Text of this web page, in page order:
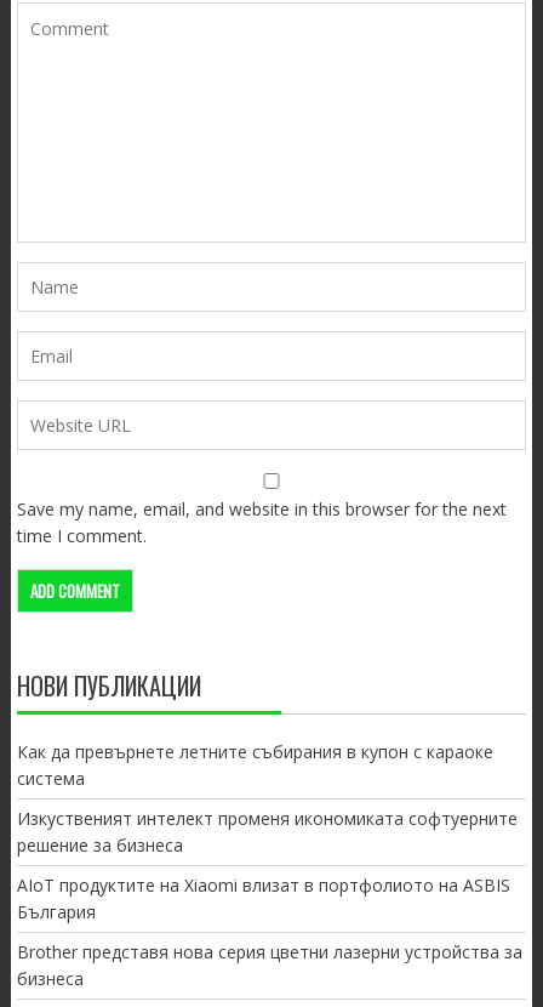
Save my name, email, and website in this browser for the next
time I comment.
НОВИ ПУБЛИКАЦИИ
Как да превърнете летните събирания в купон с караоке
система
Изкуственият интелект променя икономиката софтуерните
решение за бизнеса
AIoT продуктите на Xiaomi влизат в портфолиото на ASBIS
България
Brother представя нова серия цветни лазерни устройства за
бизнеса